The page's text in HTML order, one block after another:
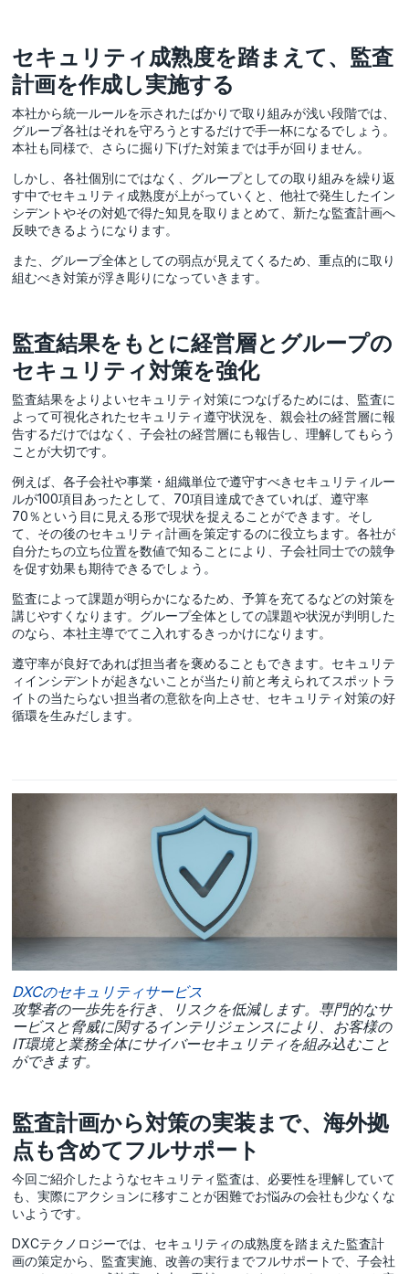
セキュリティ成熟度を踏まえて、監査
計画を作成し実施する
本社から統一ルールを示されたばかりで取り組みが浅い段階では、
グループ各社はそれを守ろうとするだけで手一杯になるでしょう。
本社も同様で、さらに掘り下げた対策までは手が回りません。
しかし、各社個別にではなく、グループとしての取り組みを繰り返
す中でセキュリティ成熟度が上がっていくと、他社で発生したイン
シデントやその対処で得た知見を取りまとめて、新たな監査計画へ
反映できるようになります。
また、グループ全体としての弱点が見えてくるため、重点的に取り
組むべき対策が浮き彫りになっていきます。
監査結果をもとに経営層とグループの
セキュリティ対策を強化
監査結果をよりよいセキュリティ対策につなげるためには、監査に
よって可視化されたセキュリティ遵守状況を、親会社の経営層に報
告するだけではなく、子会社の経営層にも報告し、理解してもらう
ことが大切です。
例えば、各子会社や事業・組織単位で遵守すべきセキュリティルー
ルが100項目あったとして、70項目達成できていれば、遵守率
70％という目に見える形で現状を捉えることができます。そし
て、その後のセキュリティ計画を策定するのに役立ちます。各社が
自分たちの立ち位置を数値で知ることにより、子会社同士での競争
を促す効果も期待できるでしょう。
監査によって課題が明らかになるため、予算を充てるなどの対策を
講じやすくなります。グループ全体としての課題や状況が判明した
のなら、本社主導でてこ入れするきっかけになります。
遵守率が良好であれば担当者を褒めることもできます。セキュリテ
ィインシデントが起きないことが当たり前と考えられてスポットラ
イトの当たらない担当者の意欲を向上させ、セキュリティ対策の好
循環を生みだします。
DXCのセキュリティサービス
攻撃者の一歩先を行き、リスクを低減します。専門的なサ
ービスと脅威に関するインテリジェンスにより、お客様の
IT環境と業務全体にサイバーセキュリティを組み込むこと
ができます。
監査計画から対策の実装まで、海外拠
点も含めてフルサポート
今回ご紹介したようなセキュリティ監査は、必要性を理解していて
も、実際にアクションに移すことが困難でお悩みの会社も少なくな
いようです。
DXCテクノロジーでは、セキュリティの成熟度を踏まえた監査計
画の策定から、監査実施、改善の実行までフルサポートで、子会社